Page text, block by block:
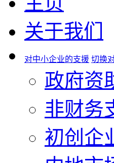
关于我们
对中小企业的支援 切换
政府资
非财务
初创企